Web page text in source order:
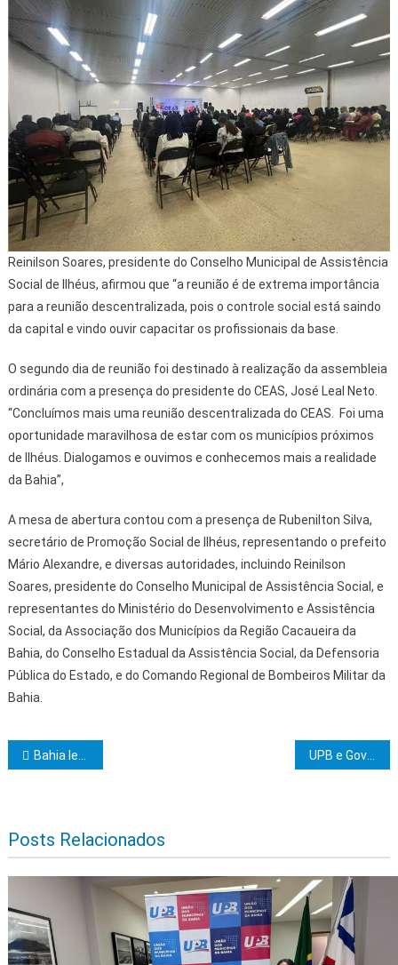
Reinilson Soares, presidente do Conselho Municipal de Assistência
Social de Ilhéus, afirmou que “a reunião é de extrema importância
para a reunião descentralizada, pois o controle social está saindo
da capital e vindo ouvir capacitar os profissionais da base.
O segundo dia de reunião foi destinado à realização da assembleia
ordinária com a presença do presidente do CEAS, José Leal Neto.
“Concluímos mais uma reunião descentralizada do CEAS. Foi uma
oportunidade maravilhosa de estar com os municípios próximos
de Ilhéus. Dialogamos e ouvimos e conhecemos mais a realidade
da Bahia”,
A mesa de abertura contou com a presença de Rubenilton Silva,
secretário de Promoção Social de Ilhéus, representando o prefeito
Mário Alexandre, e diversas autoridades, incluindo Reinilson
Soares, presidente do Conselho Municipal de Assistência Social, e
representantes do Ministério do Desenvolvimento e Assistência
Social, da Associação dos Municípios da Região Cacaueira da
Bahia, do Conselho Estadual da Assistência Social, da Defensoria
Pública do Estado, e do Comando Regional de Bombeiros Militar da
Bahia.
Navegação de Post
Bahia leva sustentabilidade e sabor para Bio Brazil Fair e Naturaltech UPB e Governo Federal discutem transformação digital dos municípios
Posts Relacionados